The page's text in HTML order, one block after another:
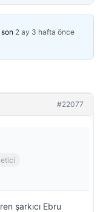
2 ay 3 hafta önce
#22077
şarkıcı Ebru